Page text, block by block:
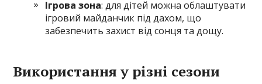
Ігрова зона: для дітей можна облаштувати
ігровий майданчик під дахом, що
забезпечить захист від сонця та дощу.
Використання у різні сезони